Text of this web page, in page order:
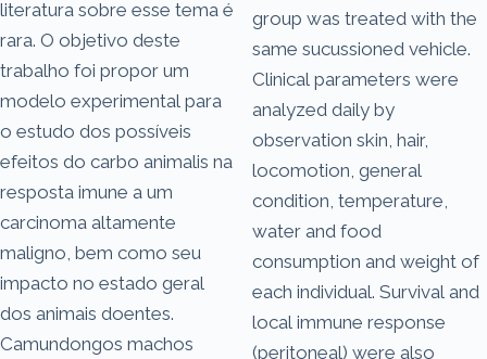
literatura sobre esse tema é
rara. O objetivo deste
trabalho foi propor um
modelo experimental para
o estudo dos possíveis
efeitos do carbo animalis na
resposta imune a um
carcinoma altamente
maligno, bem como seu
impacto no estado geral
dos animais doentes.
Camundongos machos
group was treated with the
same sucussioned vehicle.
Clinical parameters were
analyzed daily by
observation skin, hair,
locomotion, general
condition, temperature,
water and food
consumption and weight of
each individual. Survival and
local immune response
(peritoneal) were also